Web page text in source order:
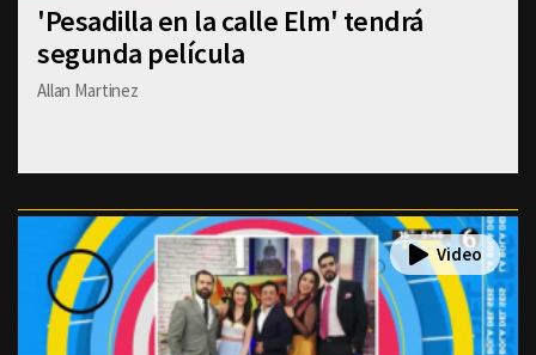
'Pesadilla en la calle Elm' tendrá
segunda película
Allan Martinez